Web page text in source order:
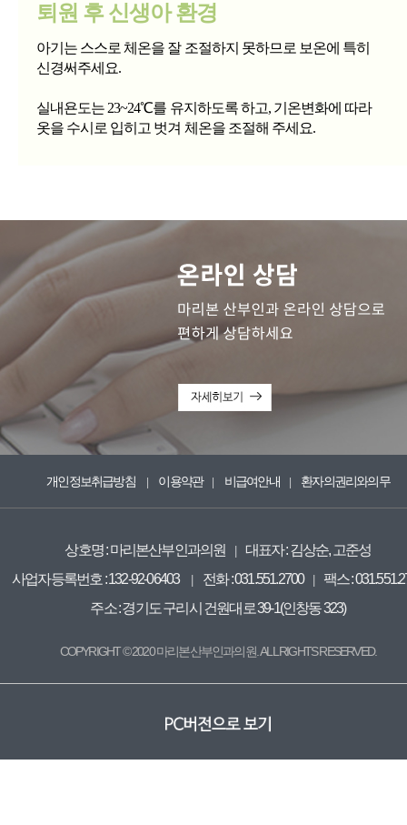
퇴원 후 신생아 환경
아기는 스스로 체온을 잘 조절하지 못하므로 보온에 특히
신경써주세요.
실내욘도는 23~24℃를 유지하도록 하고, 기온변화에 따라
옷을 수시로 입히고 벗겨 체온을 조절해 주세요.
개인정보취급방침 이용약관 비급여안내 환자의권리와의무
상호명 : 마리본산부인과의원
대표자 : 김상순, 고준성
사업자등록번호 : 132-92-06403
전화 : 031.551.2700
팩스 :
주소 : 경기도 구리시 건원대로 39-1(인창동 323)
COPYRIGHT © 2020 마리본산부인과의원. ALL RIGHTS RESERVED.